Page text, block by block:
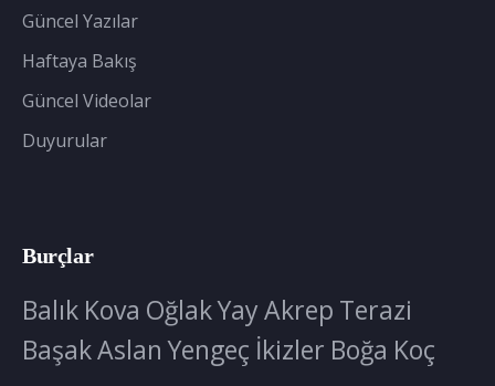
Güncel Yazılar
Haftaya Bakış
Güncel Videolar
Duyurular
Burçlar
Balık Kova OğlakYayAkrep Terazi
BaşakAslan Yengeç İkizler Boğa Koç